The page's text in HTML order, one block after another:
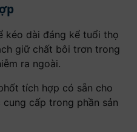
kéo dài đáng kể tuổi thọ
giữ chất bôi trơn trong
ra ngoài.
tích hợp có sẵn cho
cấp trong phần sản